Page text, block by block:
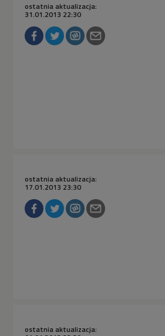
ostatnia aktualizacja:
31.01.2013 22:30
ostatnia aktualizacja:
17.01.2013 23:30
ostatnia aktualizacja: